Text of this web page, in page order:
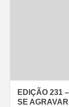
EDIÇÃO 231
SE